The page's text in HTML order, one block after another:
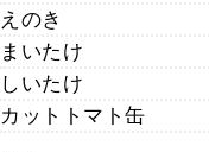
えのき
まいたけ
しいたけ
カットトマト缶